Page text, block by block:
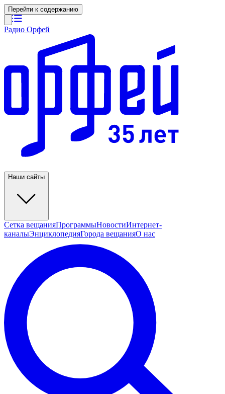
Перейти к содержанию
Радио Орфей
Наши сайты
Сетка вещанияПрограммыНовостиИнтернет-
каналыЭнциклопедияГорода вещанияО нас